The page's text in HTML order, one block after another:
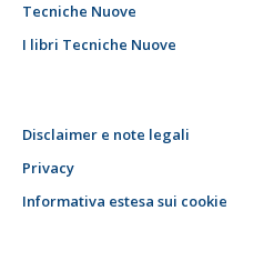
Tecniche Nuove
I libri Tecniche Nuove
Disclaimer e note legali
Privacy
Informativa estesa sui cookie